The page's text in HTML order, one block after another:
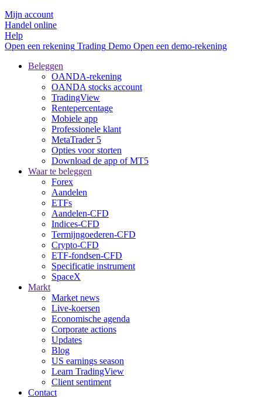
Mijn account
Handel online
Help
Open een rekening Trading Demo Open een demo-rekening
Beleggen
OANDA-rekening
OANDA stocks account
TradingView
Rentepercentage
Mobiele app
Professionele klant
MetaTrader 5
Opties voor storten
Download de app of MT5
Waar te beleggen
Forex
Aandelen
ETFs
Aandelen-CFD
Indices-CFD
Termijngoederen-CFD
Crypto-CFD
ETF-fondsen-CFD
Specificatie instrument
SpaceX
Markt
Market news
Live-koersen
Economische agenda
Corporate actions
Updates
Blog
US earnings season
Learn TradingView
Client sentiment
Contact